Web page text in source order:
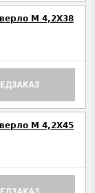
М 4,2Х38
М 4,2Х45